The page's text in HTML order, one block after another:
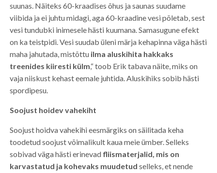
suunas. Näiteks 60-kraadises õhus ja saunas suudame
viibida ja ei juhtu midagi, aga 60-kraadine vesi põletab, sest
vesi tundubki inimesele hästi kuumana. Samasugune efekt
on ka teistpidi. Vesi suudab üleni märja kehapinna väga hästi
maha jahutada, mistõttu ilma aluskihita hakkaks
treenides kiiresti külm,“ toob Erik tabava näite, miks on
vaja niiskust kehast eemale juhtida. Aluskihiks sobib hästi
spordipesu.
Soojust hoidev vahekiht
Soojust hoidva vahekihi eesmärgiks on säilitada keha
toodetud soojust võimalikult kaua meie ümber. Selleks
sobivad väga hästi erinevad fliismaterjalid, mis on
karvastatud ja kohevaks muudetud selleks, et nende